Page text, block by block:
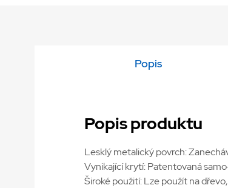
Popis
Popis produktu
Lesklý metalický povrch:
Vynikající krytí: Patentovaná
Široké použití: Lze použít na